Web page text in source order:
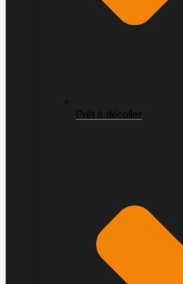
Prêt à décoller